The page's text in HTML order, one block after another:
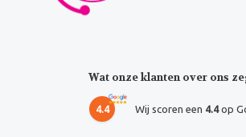
Wat onze klanten over ons
4.4 Wij scoren een 4.4op